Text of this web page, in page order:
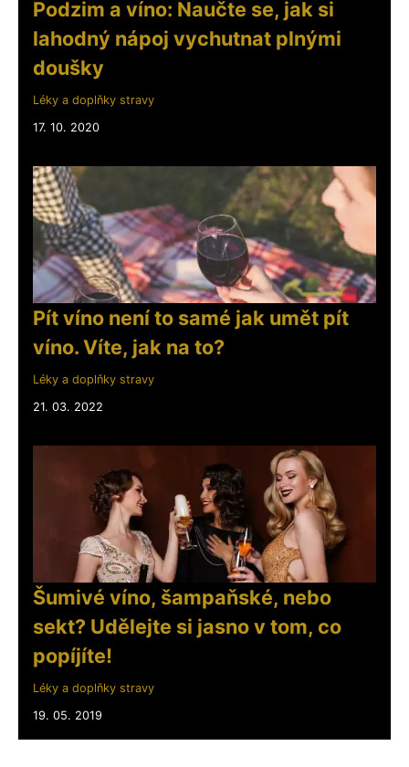
Podzim a víno: Naučte se, jak si
lahodný nápoj vychutnat plnými
doušky
Léky a doplňky stravy
17. 10. 2020
Pít víno není to samé jak umět pít
víno. Víte, jak na to?
Léky a doplňky stravy
21. 03. 2022
Šumivé víno, šampaňské, nebo
sekt? Udělejte si jasno v tom, co
popíjíte!
Léky a doplňky stravy
19. 05. 2019